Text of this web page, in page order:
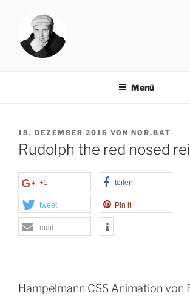
springen
Menü
VERÖFFENTLICHT
AM
18. DEZEMBER 2016 VON NOR.BAT
Rudolph the red nosed
+1 teilen
tweet Pin it
mail
Hampelmann CSS Animation von